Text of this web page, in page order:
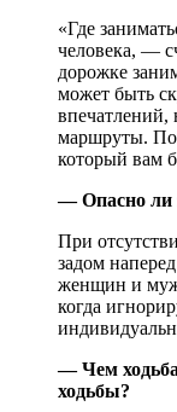
«Где
человека, —
дорожке
может быть
впечатлений,
маршруты.
который вам
— Опасно ли
При
задом
женщин и
когда
— Чем
ходьбы?